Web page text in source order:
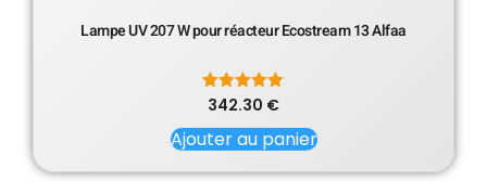
Lampe UV 207 W pour réacteur Ecostream 13 Alfaa
Note
sur 5
342.30 €
Ajouter au panier